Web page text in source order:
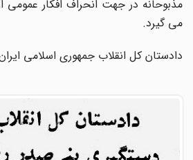
مذبوحانه در جهت انحراف افکار عمومی
می گیرد.
دادستان کل انقلاب جمهوری اسلامی